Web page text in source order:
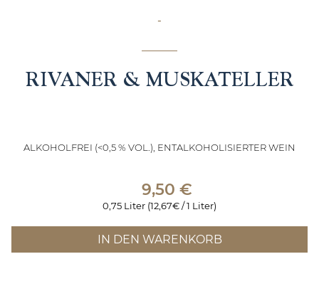
-
RIVANER & MUSKATELLER
ALKOHOLFREI (<0,5 % VOL.), ENTALKOHOLISIERTER WEIN
9,50 €
0,75 Liter (12,67€ / 1 Liter)
IN DEN WARENKORB